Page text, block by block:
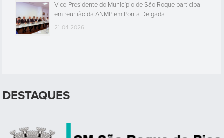
Vice-Presidente do Município de São Roque participa
em reunião da ANMP em Ponta Delgada
21-04-2026
DESTAQUES